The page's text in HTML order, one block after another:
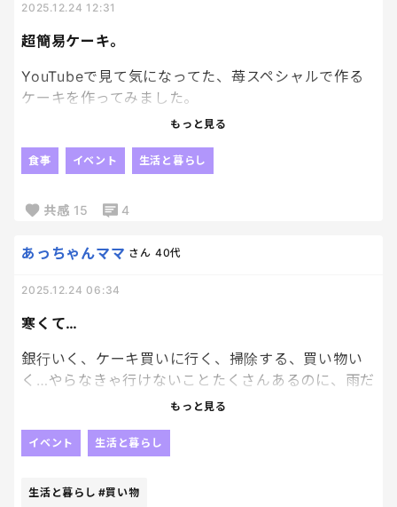
超簡易ケーキ。
2025.12.24 12:31
YouTubeで見て気になってた、苺スペシャルで作る
ケーキを作ってみました。
いちスペ2個を円になるように置いてホイップを余す
塗り塗り。苺を適当にのせて、サンタさんと雪だる
普通に美味しかった。即席ケーキとしては上等でし
的にはパンだしね笑
もっと見る
食事 イベント 生活と暮らし
共感 15 4
寒くて…
あっちゃんママ さん 40代
2025.12.24 06:34
銀行いく、ケーキ買いに行く、掃除する、買い物い
く…やらなきゃ行けないことたくさんあるのに、雨だ
し寒くて何もする気になれず。子供たちよ、ごめん。
もっと見る
イベント 生活と暮らし
生活と暮らし #買い物